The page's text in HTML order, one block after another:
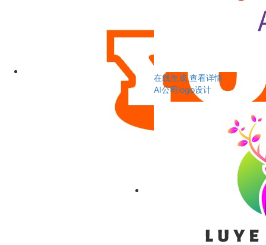
在线生成 查看详情
AI公司logo设计